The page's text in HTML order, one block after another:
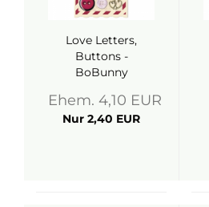
Love Letters,
Buttons -
BoBunny
Ehem. 4,10 EUR
Nur 2,40 EUR